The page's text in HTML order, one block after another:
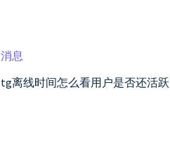
消息
tg离线时间怎么看用户是否还活跃